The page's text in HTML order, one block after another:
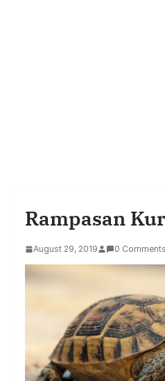
Rampasan
August 29, 2019 0 Comments